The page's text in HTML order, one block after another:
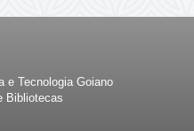
e Tecnologia Goiano
Bibliotecas